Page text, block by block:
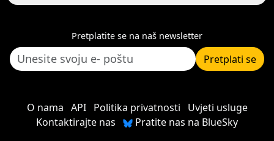
Pretplatite se na naš newsletter
Pretplati se
O nama API Politika privatnosti
Uvjeti usluge
Kontaktirajte nas
Pratite nas na BlueSky